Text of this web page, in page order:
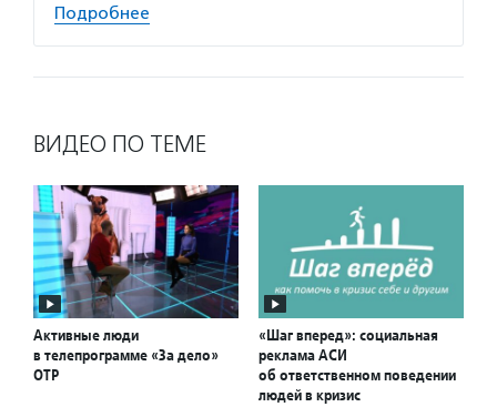
Подробнее
ВИДЕО ПО ТЕМЕ
Активные люди
в телепрограмме «За дело»
ОТР
«Шаг вперед»: социальная
реклама АСИ
об ответственном поведении
людей в кризис